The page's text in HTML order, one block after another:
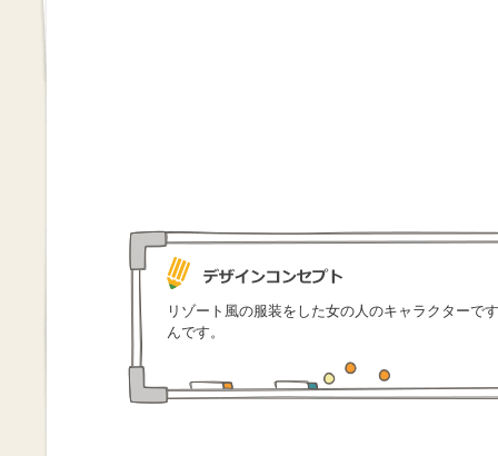
リゾート風の服装をした女の人のキャラクターで
んです。